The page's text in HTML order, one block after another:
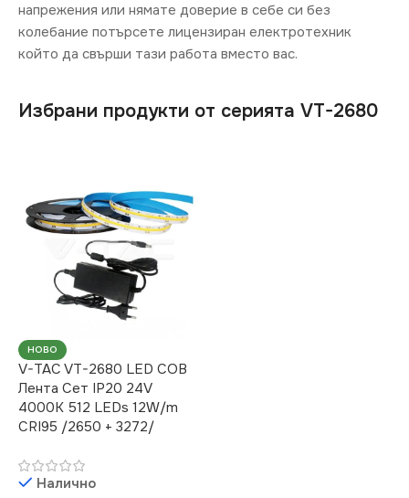
напрежения или нямате доверие в себе си без
колебание потърсете лицензиран електротехник
който да свърши тази работа вместо вас.
Избрани продукти от серията VT-2680
НОВО
V-TAC VT-2680 LED COB
Лента Сет IP20 24V
4000K 512 LEDs 12W/m
CRI95 /2650 + 3272/
Налично